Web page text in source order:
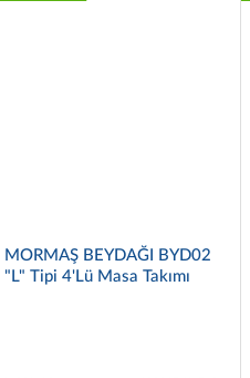
MORMAŞ BEYDAĞI BYD02
"L" Tipi 4'lü Masa Takımı